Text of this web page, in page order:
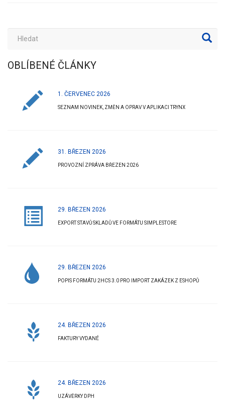
OBLÍBENÉ ČLÁNKY
1. ČERVENEC 2026
SEZNAM NOVINEK, ZMĚN A OPRAV V APLIKACI TRYNX
31. BŘEZEN 2026
PROVOZNÍ ZPRÁVA BŘEZEN 2026
29. BŘEZEN 2026
EXPORT STAVŮ SKLADŮ VE FORMÁTU SIMPLESTORE
29. BŘEZEN 2026
POPIS FORMÁTU 2HCS 3.0 PRO IMPORT ZAKÁZEK Z ESHOPŮ
24. BŘEZEN 2026
FAKTURY VYDANÉ
24. BŘEZEN 2026
UZÁVĚRKY DPH